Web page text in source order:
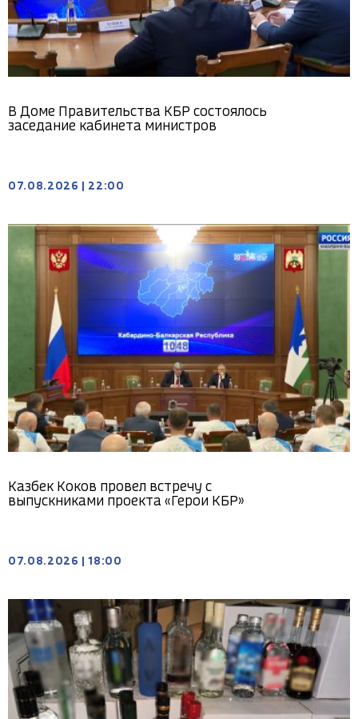
В Доме Правительства КБР состоялось
заседание кабинета министров
07.08.2026 22:00
Казбек Коков провел встречу с
выпускниками проекта «Герои КБР»
07.08.2026 18:00